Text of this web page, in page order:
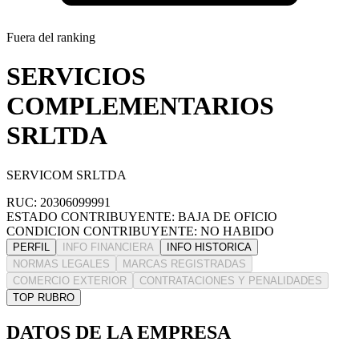
Fuera del ranking
SERVICIOS
COMPLEMENTARIOS
SRLTDA
SERVICOM SRLTDA
RUC: 20306099991
ESTADO CONTRIBUYENTE: BAJA DE OFICIO
CONDICION CONTRIBUYENTE: NO HABIDO
PERFIL INFO FINANCIERA
INFO HISTORICA
NORMAS LEGALES
MARCAS REGISTRADAS
COMERCIO EXTERIOR
CONTRATACIONES Y PENALIDADES
TOP RUBRO
DATOS DE LA EMPRESA